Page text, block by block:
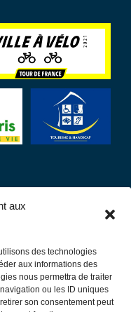
aux
des technologies
aux informations des
nous permettra de traiter
ou les ID uniques
son consentement peut